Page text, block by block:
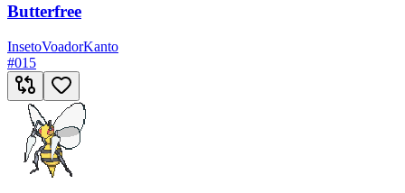
Butterfree
InsetoVoadorKanto
#015